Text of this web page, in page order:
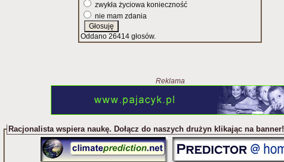
zwykła życiowa konieczność
nie mam zdania
Oddano 26414 głosów.
Reklama
Racjonalista wspiera naukę. Dołącz do naszych drużyn klikając na banner!